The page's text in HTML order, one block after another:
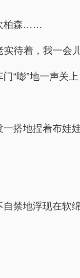
柏森……
实待着，我一
“嘭”地一声关
搭地捏着布娃
禁地浮现在软